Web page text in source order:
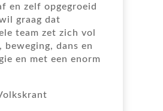
en zelf opgegroeid
graag dat
team zet zich vol
dans en
en met een enorm